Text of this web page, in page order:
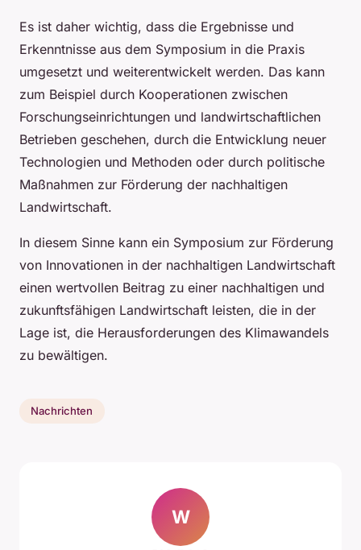
Es ist daher wichtig, dass die Ergebnisse und
Erkenntnisse aus dem Symposium in die Praxis
umgesetzt und weiterentwickelt werden. Das kann
zum Beispiel durch Kooperationen zwischen
Forschungseinrichtungen und landwirtschaftlichen
Betrieben geschehen, durch die Entwicklung neuer
Technologien und Methoden oder durch politische
Maßnahmen zur Förderung der nachhaltigen
Landwirtschaft.
In diesem Sinne kann ein Symposium zur Förderung
von Innovationen in der nachhaltigen Landwirtschaft
einen wertvollen Beitrag zu einer nachhaltigen und
zukunftsfähigen Landwirtschaft leisten, die in der
Lage ist, die Herausforderungen des Klimawandels
zu bewältigen.
Nachrichten
W